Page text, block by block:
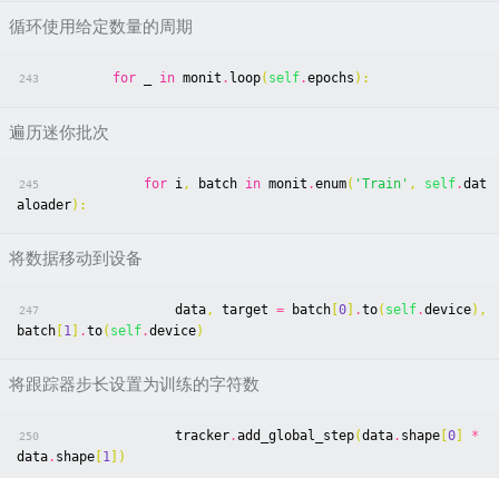
循环使用给定数量的周期
243 for in monit . loop( self.epochs ):
遍历迷你批次
245 for i, batch in monit .enum( 'Train' , self.dat
aloader):
将数据移动到设备
247 data, target = batch 0 .to( self.device),
batch 1 .to( self.device)
将跟踪器步长设置为训练的字符数
250 tracker.add_global_step(data. shape 0
*
data. shape 1 ])